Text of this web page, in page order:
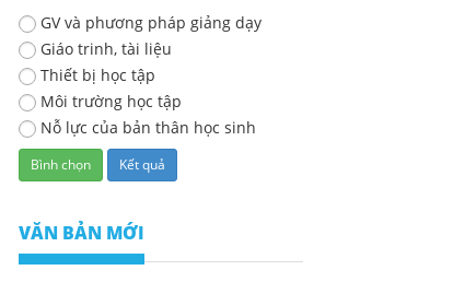
GV và phương pháp giảng dạy
Giáo trinh, tài liệu
Thiết bị học tập
Môi trường học tập
Nỗ lực của bản thân học sinh
VĂN BẢN MỚI